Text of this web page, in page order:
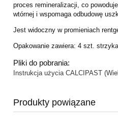
proces remineralizacji, co
wtórnej i wspomaga odbudowę
Jest widoczny w promieniach
Opakowanie zawiera: 4 szt.
Pliki do pobrania:
Instrukcja użycia CALCIPAST
Produkty powiązane